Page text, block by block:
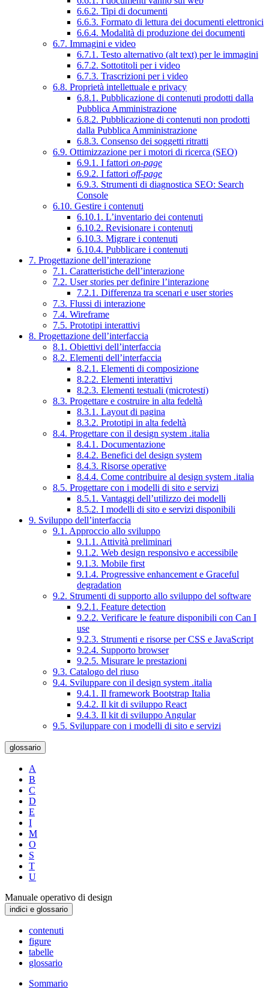
6.6.2. Tipi di documenti
6.6.3. Formato di lettura dei documenti elettronici
6.6.4. Modalità di produzione dei documenti
6.7. Immagini e video
6.7.1. Testo alternativo (alt text) per le immagini
6.7.2. Sottotitoli per i video
6.7.3. Trascrizioni per i video
6.8. Proprietà intellettuale e privacy
6.8.1. Pubblicazione di contenuti prodotti dalla
Pubblica Amministrazione
6.8.2. Pubblicazione di contenuti non prodotti
dalla Pubblica Amministrazione
6.8.3. Consenso dei soggetti ritratti
6.9. Ottimizzazione per i motori di ricerca (SEO)
6.9.1. I fattori on-page
6.9.2. I fattori off-page
6.9.3. Strumenti di diagnostica SEO: Search
Console
6.10. Gestire i contenuti
6.10.1. L’inventario dei contenuti
6.10.2. Revisionare i contenuti
6.10.3. Migrare i contenuti
6.10.4. Pubblicare i contenuti
7. Progettazione dell’interazione
7.1. Caratteristiche dell’interazione
7.2. User stories per definire l’interazione
7.2.1. Differenza tra scenari e user stories
7.3. Flussi di interazione
7.4. Wireframe
7.5. Prototipi interattivi
8. Progettazione dell’interfaccia
8.1. Obiettivi dell’interfaccia
8.2. Elementi dell’interfaccia
8.2.1. Elementi di composizione
8.2.2. Elementi interattivi
8.2.3. Elementi testuali (microtesti)
8.3. Progettare e costruire in alta fedeltà
8.3.1. Layout di pagina
8.3.2. Prototipi in alta fedeltà
8.4. Progettare con il design system .italia
8.4.1. Documentazione
8.4.2. Benefici del design system
8.4.3. Risorse operative
8.4.4. Come contribuire al design system .italia
8.5. Progettare con i modelli di sito e servizi
8.5.1. Vantaggi dell’utilizzo dei modelli
8.5.2. I modelli di sito e servizi disponibili
9. Sviluppo dell’interfaccia
9.1. Approccio allo sviluppo
9.1.1. Attività preliminari
9.1.2. Web design responsivo e accessibile
9.1.3. Mobile first
9.1.4. Progressive enhancement e Graceful
degradation
9.2. Strumenti di supporto allo sviluppo del software
9.2.1. Feature detection
9.2.2. Verificare le feature disponibili con Can I
use
9.2.3. Strumenti e risorse per CSS e JavaScript
9.2.4. Supporto browser
9.2.5. Misurare le prestazioni
9.3. Catalogo del riuso
9.4. Sviluppare con il design system .italia
9.4.1. Il framework Bootstrap Italia
9.4.2. Il kit di sviluppo React
9.4.3. Il kit di sviluppo Angular
9.5. Sviluppare con i modelli di sito e servizi
glossario
A
B
C
D
E
I
M
O
S
T
U
Manuale operativo di design
indici e glossario
contenuti
figure
tabelle
glossario
Sommario